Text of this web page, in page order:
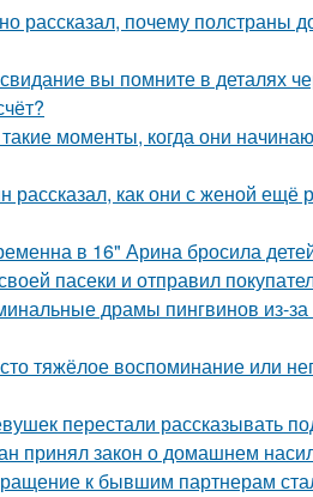
рассказал, почему полстраны
вы помните в деталях
моменты, когда они
как они с женой ещё
в 16" Арина бросила
пасеки и отправил
драмы пингвинов из-
тяжёлое воспоминание или
перестали рассказывать
принял закон о домашнем
к бывшим партнерам